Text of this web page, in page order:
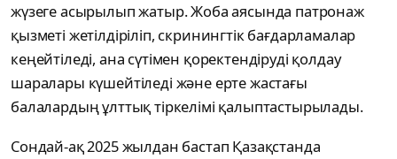
жүзеге асырылып жатыр. Жоба аясында патронаж
қызметі жетілдіріліп, скринингтік бағдарламалар
кеңейтіледі, ана сүтімен қоректендіруді қолдау
шаралары күшейтіледі және ерте жастағы
балалардың ұлттық тіркелімі қалыптастырылады.
Сондай-ақ 2025 жылдан бастап Қазақстанда